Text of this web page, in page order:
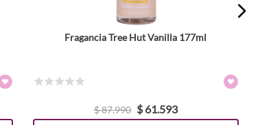
Fragancia Tree Hut Vanilla 177ml
$87.990 $ 61.593